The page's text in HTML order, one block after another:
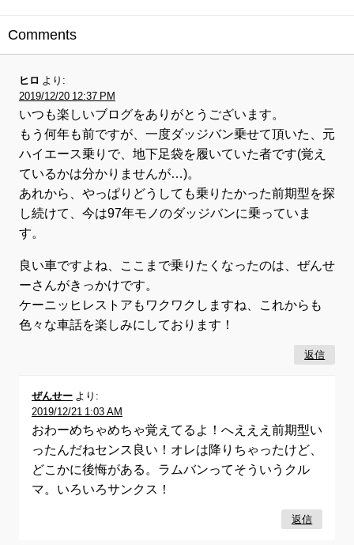
Comments
ヒロ より:
2019/12/20 12:37 PM
いつも楽しいブログをありがとうございます。
もう何年も前ですが、一度ダッジバン乗せて頂いた、元
ハイエース乗りで、地下足袋を履いていた者です(覚え
ているかは分かりませんが…)。
あれから、やっぱりどうしても乗りたかった前期型を探
し続けて、今は97年モノのダッジバンに乗っていま
す。
良い車ですよね、ここまで乗りたくなったのは、ぜんせ
ーさんがきっかけです。
ケーニッヒレストアもワクワクしますね、これからも
色々な車話を楽しみにしております！
返信
ぜんせー より:
2019/12/21 1:03 AM
おわーめちゃめちゃ覚えてるよ！へえええ前期型い
ったんだねセンス良い！オレは降りちゃったけど、
どこかに後悔がある。ラムバンってそういうクル
マ。いろいろサンクス！
返信